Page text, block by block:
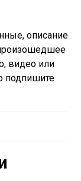
описание
видео или
подпишите